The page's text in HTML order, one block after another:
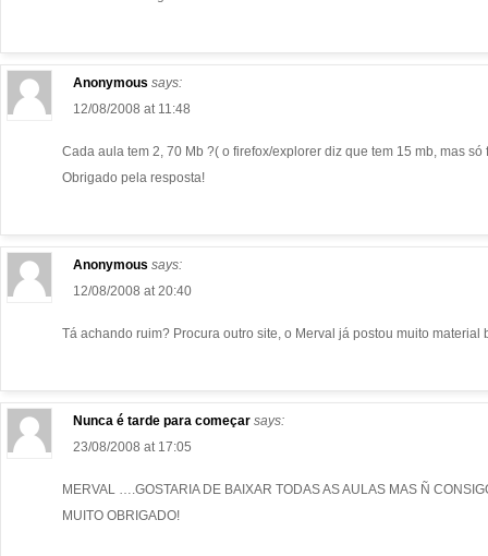
Anonymous says:
12/08/2008 at 11:48
Cada aula tem 2, 70 Mb ?( o firefox/explorer diz que tem 15 mb, mas
Obrigado pela resposta!
Anonymous says:
12/08/2008 at 20:40
Tá achando ruim? Procura outro site, o Merval já postou muito material
Nunca é tarde para começar says:
23/08/2008 at 17:05
MERVAL ….GOSTARIA DE BAIXAR TODAS AS AULAS MAS Ñ
MUITO OBRIGADO!